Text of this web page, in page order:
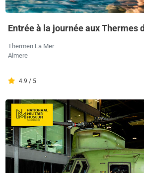
Entrée à la journée aux Thermes
Thermen La Mer
Almere
4.9 / 5